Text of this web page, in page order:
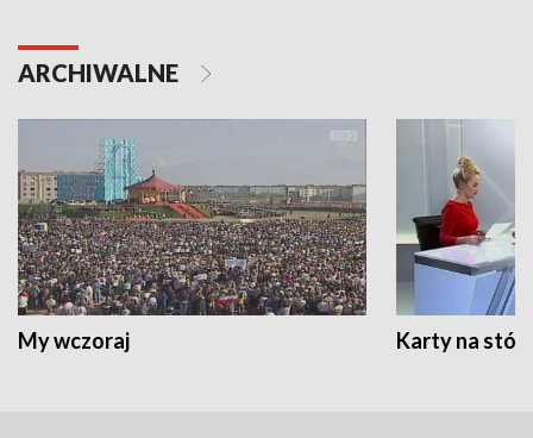
ARCHIWALNE
My wczoraj Karty na